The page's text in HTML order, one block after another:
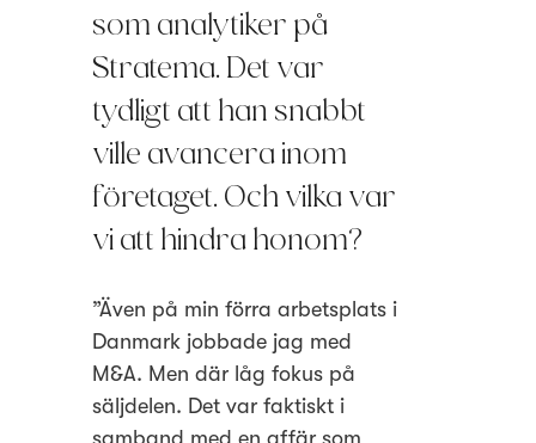
som analytiker på
Stratema. Det var
tydligt att han snabbt
ville avancera inom
företaget. Och vilka var
vi att hindra honom?
”Även på min förra arbetsplats i
Danmark jobbade jag med
M&A. Men där låg fokus på
säljdelen. Det var faktiskt i
samband med en affär som